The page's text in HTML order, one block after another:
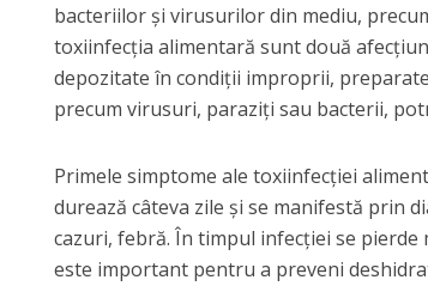
bacteriilor şi virusurilor din mediu,
toxiinfecţia alimentară sunt două
depozitate în condiţii improprii,
precum virusuri, paraziţi sau bacterii,
Primele simptome ale toxiinfecţiei
durează câteva zile şi se manifestă prin
cazuri, febră. În timpul infecţiei se
este important pentru a preveni